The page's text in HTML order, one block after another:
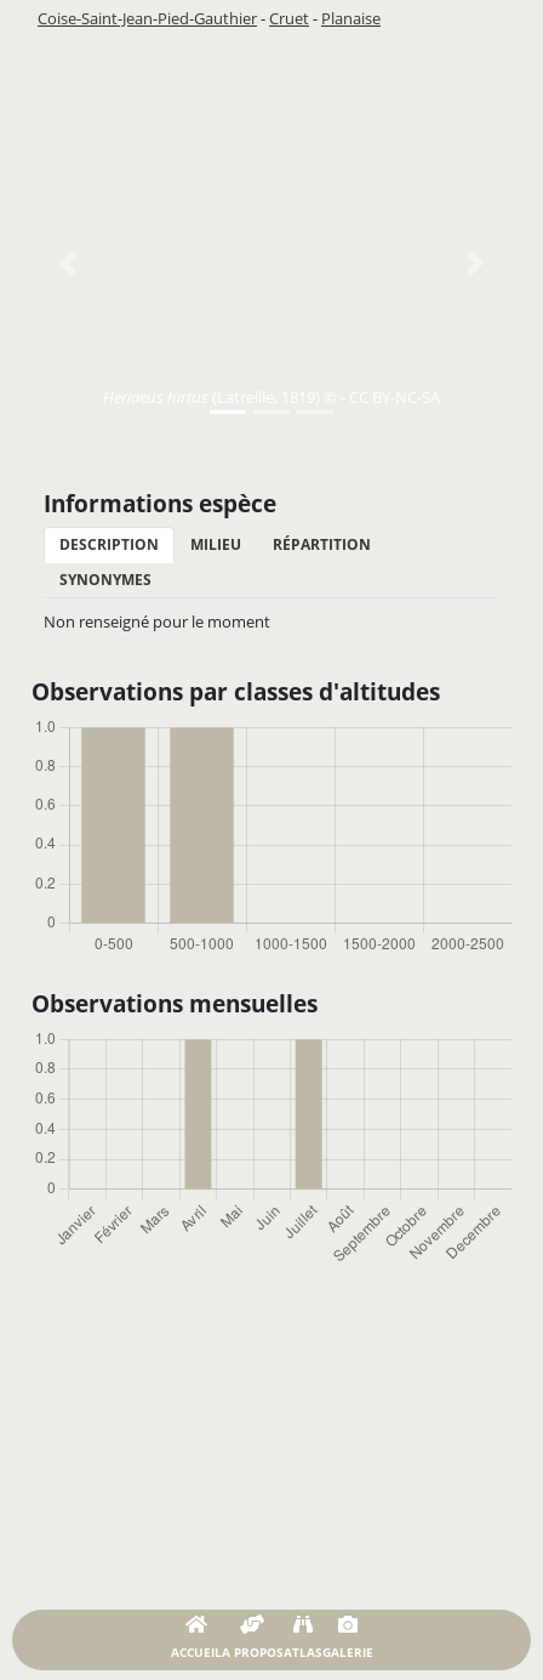
Coise-Saint-Jean-Pied-Gauthier-Cruet- Planaise
Informations espèce
DESCRIPTION MILIEU
RÉPARTITION
SYNONYMES
Non renseigné pour le moment
Observations par classes d'altitudes
Observations mensuelles